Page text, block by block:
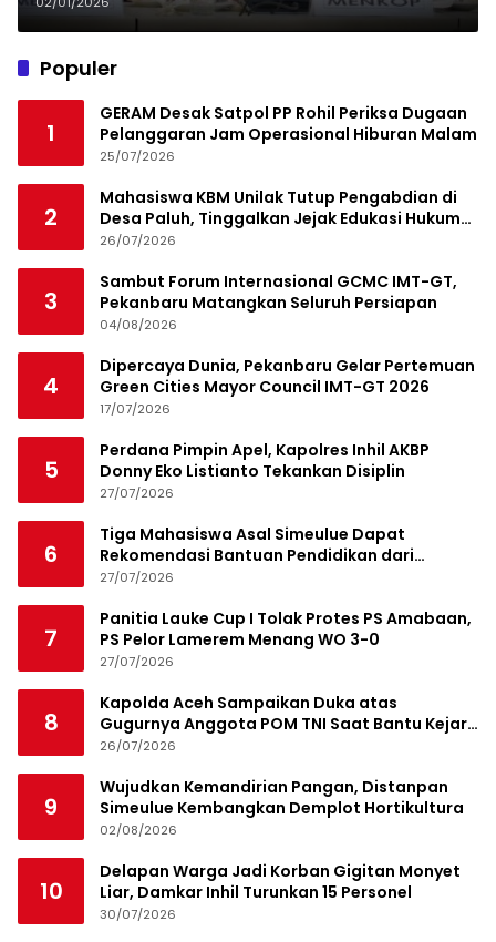
Diperluas
Populer
1
GERAM Desak Satpol PP Rohil Periksa Dugaan
Pelanggaran Jam Operasional Hiburan Malam
25/07/2026
2
Mahasiswa KBM Unilak Tutup Pengabdian di
Desa Paluh, Tinggalkan Jejak Edukasi Hukum
dan Aksi Sosial
26/07/2026
3
Sambut Forum Internasional GCMC IMT-GT,
Pekanbaru Matangkan Seluruh Persiapan
04/08/2026
4
Dipercaya Dunia, Pekanbaru Gelar Pertemuan
Green Cities Mayor Council IMT-GT 2026
17/07/2026
5
Perdana Pimpin Apel, Kapolres Inhil AKBP
Donny Eko Listianto Tekankan Disiplin
27/07/2026
6
Tiga Mahasiswa Asal Simeulue Dapat
Rekomendasi Bantuan Pendidikan dari
Jamaluddin Idham
27/07/2026
7
Panitia Lauke Cup I Tolak Protes PS Amabaan,
PS Pelor Lamerem Menang WO 3-0
27/07/2026
8
Kapolda Aceh Sampaikan Duka atas
Gugurnya Anggota POM TNI Saat Bantu Kejar
Bandar Narkoba
26/07/2026
9
Wujudkan Kemandirian Pangan, Distanpan
Simeulue Kembangkan Demplot Hortikultura
02/08/2026
10
Delapan Warga Jadi Korban Gigitan Monyet
Liar, Damkar Inhil Turunkan 15 Personel
30/07/2026